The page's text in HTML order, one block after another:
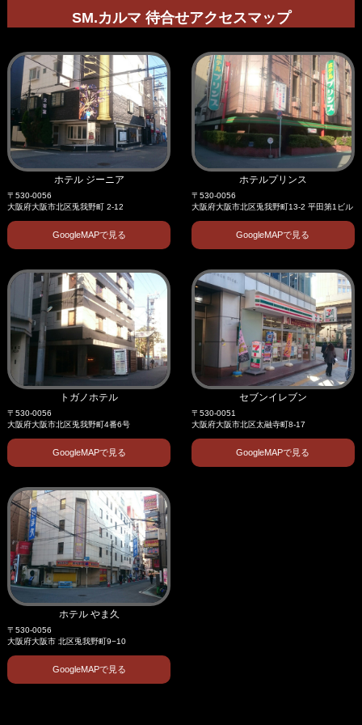
SM.カルマ 待合せアクセスマップ
ホテル ジーニア
〒530-0056
大阪府大阪市北区兎我野町 2-12
GoogleMAPで見る
ホテルプリンス
〒530-0056
大阪府大阪市北区兎我野町13-2 平田第1ビル
GoogleMAPで見る
トガノホテル
〒530-0056
大阪府大阪市北区兎我野町4番6号
GoogleMAPで見る
セブンイレブン
〒530-0051
大阪府大阪市北区太融寺町8-17
GoogleMAPで見る
ホテル やま久
〒530-0056
大阪府大阪市 北区兎我野町9−10
GoogleMAPで見る